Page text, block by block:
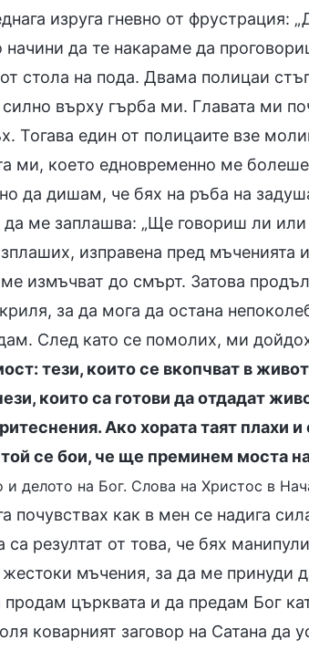
изруга гневно от фрустрация:
да те накараме да
стола на пода. Двама полицаи
върху гърба ми. Главата ми
Тогава един от полицаите взе
ми, което едновременно ме
да дишам, че бях на ръба на
ме заплашва: „Ще говориш ли
изправена пред мъченията
измъчват до смърт. Затова
за да мога да остана
След като се помолих, ми
тези, които се вкопчват в
които са готови да отдадат
Ако хората таят плахи
се бои, че ще преминем моста
и делото на Бог. Слова на Христос в
почувствах как в мен се надига
резултат от това, че бях
мъчения, за да ме принуди
продам църквата и да предам Бог
коварният заговор на Сатана да